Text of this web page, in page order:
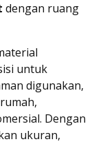
dengan ruang
untuk
digunakan,
Dengan
ukuran,